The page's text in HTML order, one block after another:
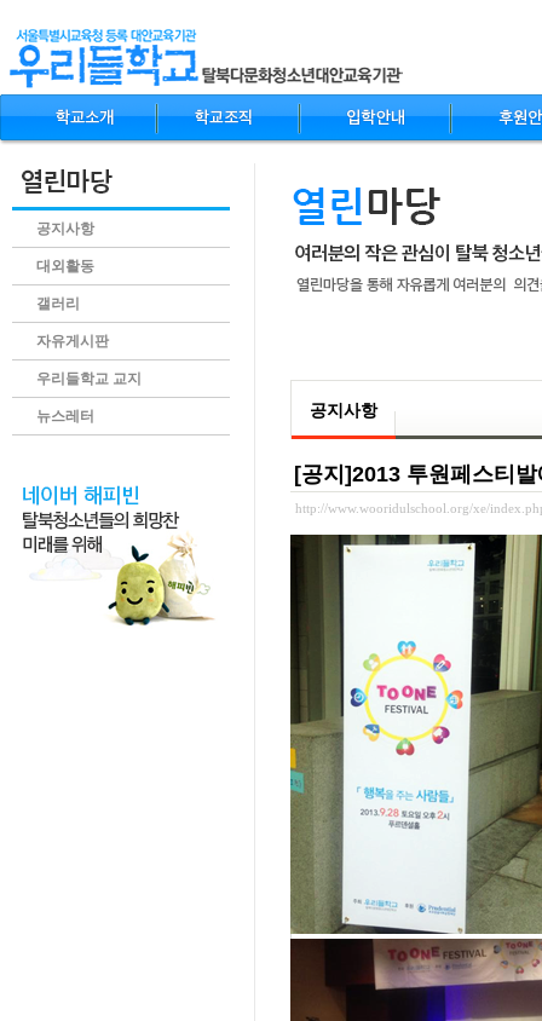
공지사항
대외활동
갤러리
자유게시판
우리들학교 교지
뉴스레터 공지사항
[공지]2013 투원페스티
http://www.wooridulschool.org/xe/